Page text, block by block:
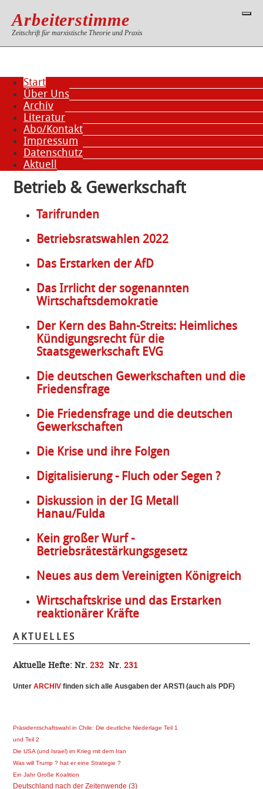
Arbeiterstimme
Zeitschrift für marxistische Theorie und Praxis
Start
Über Uns
Archiv
Literatur
Abo/Kontakt
Impressum
Datenschutz
Aktuell
Betrieb & Gewerkschaft
Tarifrunden
Betriebsratswahlen 2022
Das Erstarken der AfD
Das Irrlicht der sogenannten
Wirtschaftsdemokratie
Der Kern des Bahn-Streits: Heimliches
Kündigungsrecht für die
Staatsgewerkschaft EVG
Die deutschen Gewerkschaften und die
Friedensfrage
Die Friedensfrage und die deutschen
Gewerkschaften
Die Krise und ihre Folgen
Digitalisierung - Fluch oder Segen ?
Diskussion in der IG Metall
Hanau/Fulda
Kein großer Wurf -
Betriebsrätestärkungsgesetz
Neues aus dem Vereinigten Königreich
Wirtschaftskrise und das Erstarken
reaktionärer Kräfte
AKTUELLES
Aktuelle Hefte: Nr.232 Nr.231
UnterARCHIV finden sich alle Ausgaben der ARSTI (auch als PDF)
Präsidentschaftswahl in Chile: Die deutliche Niederlage Teil 1
und Teil 2
Die USA (und Israel) im Krieg mit dem Iran
Was will Trump ? hat er eine Strategie ?
Ein Jahr Große Koalition
Deutschland nach der Zeitenwende (3)